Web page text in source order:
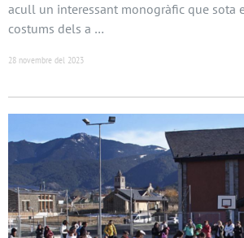
acull un interessant monogràfic que sota
costums dels a …
28 novembre del 2023